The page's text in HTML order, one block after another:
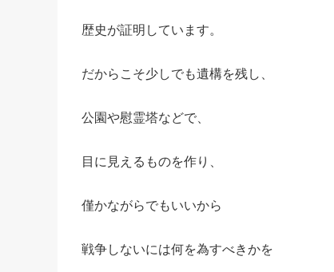
歴史が証明しています。
だからこそ少しでも遺構を残し、
公園や慰霊塔などで、
目に見えるものを作り、
僅かながらでもいいから
戦争しないには何を為すべきかを